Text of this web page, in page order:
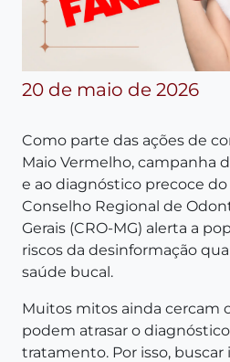
20 de maio de 2026
Como parte das ações de
Maio Vermelho, campanha
e ao diagnóstico precoce
Conselho Regional de
Gerais (CRO-MG) alerta a
riscos da desinformação
saúde bucal.
Muitos mitos ainda cercam
podem atrasar o
tratamento. Por isso, buscar